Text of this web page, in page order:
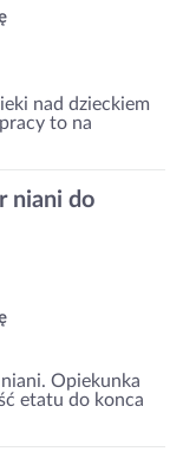
nad dzieckiem
to na
niani do
Opiekunka
etatu do konca